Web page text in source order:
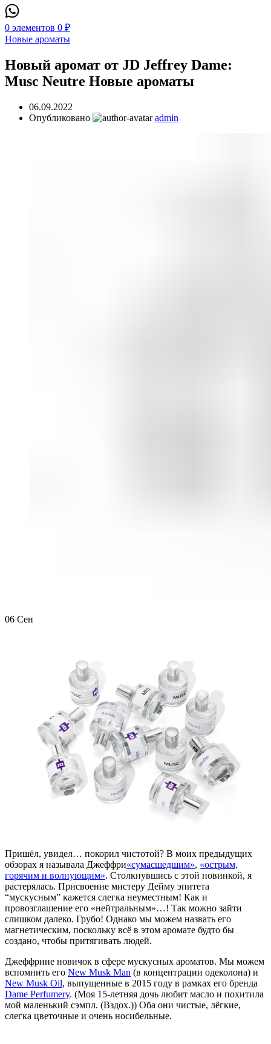
0 элементов 0 ₽
Новые ароматы
Новый аромат от JD Jeffrey Dame:
Musc Neutre Новые ароматы
06.09.2022
Опубликовано
admin
06 Сен
Пришёл, увидел… покорил чистотой? В моих предыдущих
обзорах я называла Джеффри«сумасшедшим», «острым,
горячим и волнующим». Столкнувшись с этой новинкой, я
растерялась. Присвоение мистеру Дейму эпитета
“мускусным” кажется слегка неуместным! Как и
провозглашение его «нейтральным»…! Так можно зайти
слишком далеко. Грубо! Однако мы можем назвать его
магнетическим, поскольку всё в этом аромате будто бы
создано, чтобы притягивать людей.
Джеффрине новичок в сфере мускусных ароматов. Мы можем
вспомнить его New Musk Man (в концентрации одеколона) и
New Musk Oil, выпущенные в 2015 году в рамках его бренда
Dame Perfumery. (Моя 15-летняя дочь любит масло и похитила
мой маленький сэмпл. (Вздох.)) Оба они чистые, лёгкие,
слегка цветочные и очень носибельные.